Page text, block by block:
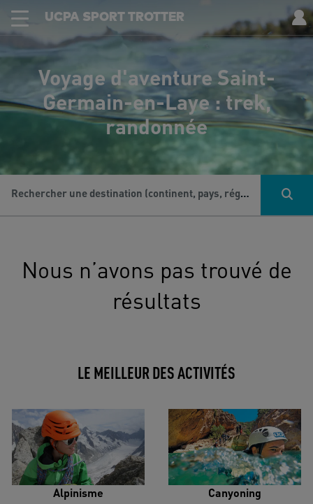
UCPA SPORT TROTTER
Voyage d'aventure Saint-
Germain-en-Laye : trek,
randonnée
Rechercher une destination (continent, pays, région...), une activité...
Nous n’avons pas trouvé de
résultats
LE MEILLEUR DES ACTIVITÉS
Alpinisme Canyoning